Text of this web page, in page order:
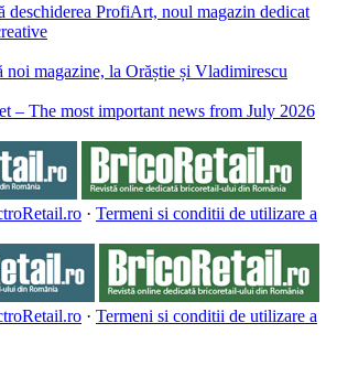
deschiderea ProfiArt, noul magazin dedicat
noi magazine, la Orăștie și Vladimirescu
– The most important news from July 2026
· Termeni si conditii de utilizare a
· Termeni si conditii de utilizare a